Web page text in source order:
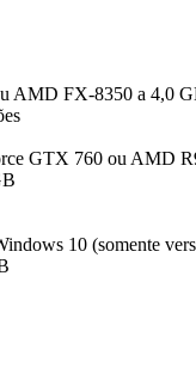
AMD FX-8350 a 4,0
GTX 760 ou AMD
10 (somente